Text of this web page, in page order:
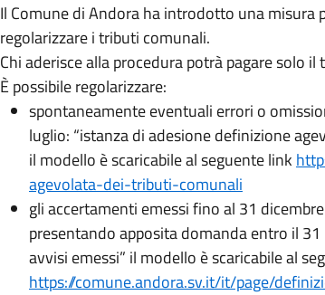
Il Comune di Andora ha introdotto una
regolarizzare i tributi comunali.
Chi aderisce alla procedura potrà pagare solo
È possibile regolarizzare:
spontaneamente eventuali errori o
luglio: “istanza di adesione definizione
il modello è scaricabile al seguente link
agevolata-dei-tributi-comunali
gli accertamenti emessi fino al 31
presentando apposita domanda entro il
avvisi emessi” il modello è scaricabile al
https://comune.andora.sv.it/it/page/